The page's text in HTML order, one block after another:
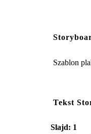
Szablon
Tekst
Slajd: 1